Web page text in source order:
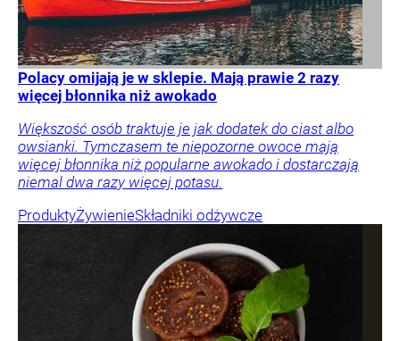
Polacy omijają je w sklepie. Mają prawie 2 razy
więcej błonnika niż awokado
Większość osób traktuje je jak dodatek do ciast albo
owsianki. Tymczasem te niepozorne owoce mają
więcej błonnika niż popularne awokado i dostarczają
niemal dwa razy więcej potasu.
ProduktyŻywienieSkładniki odżywcze